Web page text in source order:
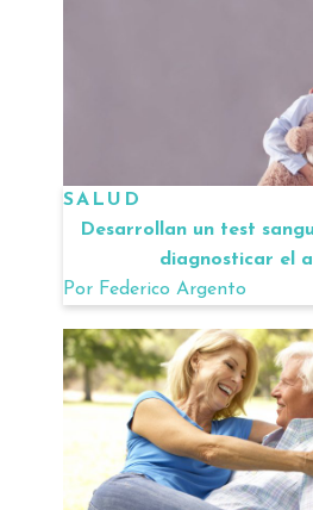
SALUD
Desarrollan un test
diagnosticar el
Por Federico Argento